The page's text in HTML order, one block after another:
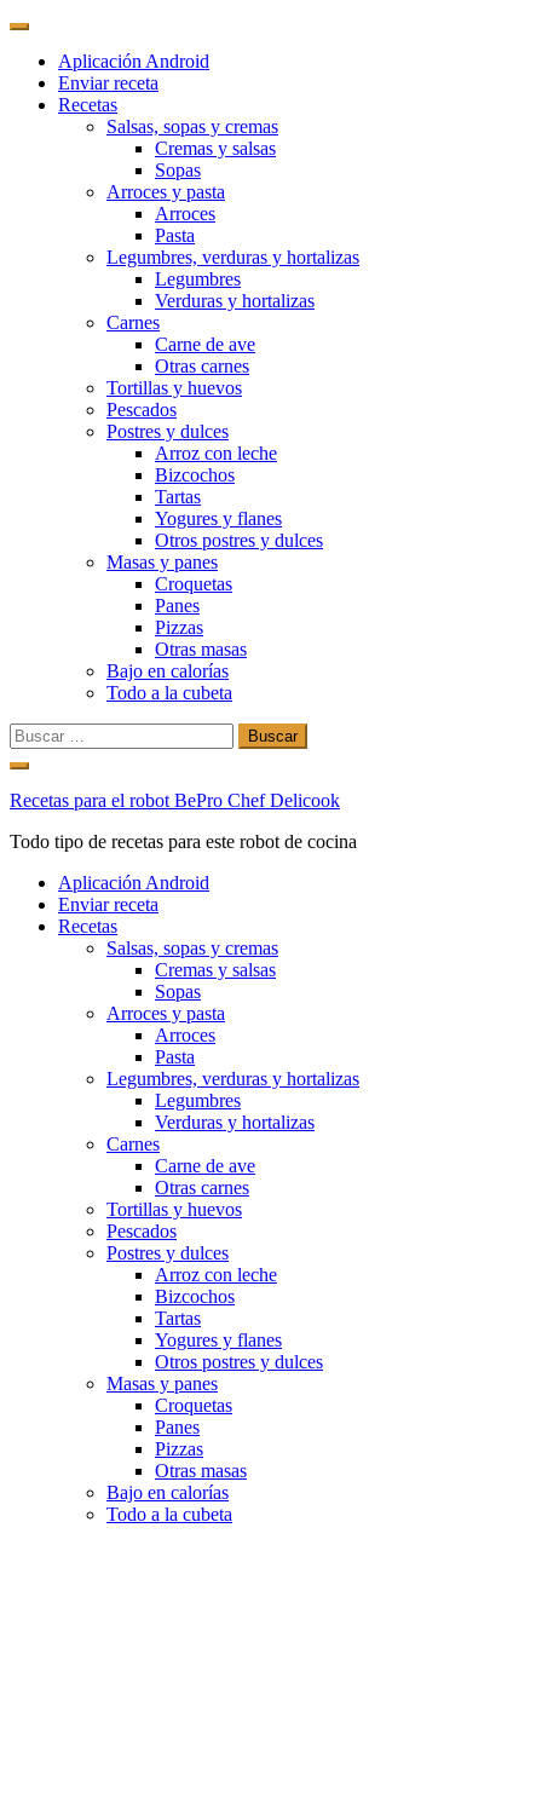
Aplicación Android
Enviar receta
Recetas
Salsas, sopas y cremas
Cremas y salsas
Sopas
Arroces y pasta
Arroces
Pasta
Legumbres, verduras y hortalizas
Legumbres
Verduras y hortalizas
Carnes
Carne de ave
Otras carnes
Tortillas y huevos
Pescados
Postres y dulces
Arroz con leche
Bizcochos
Tartas
Yogures y flanes
Otros postres y dulces
Masas y panes
Croquetas
Panes
Pizzas
Otras masas
Bajo en calorías
Todo a la cubeta
Buscar:
Ir
contenido
Recetas para el robot BePro Chef Delicook
Todo tipo de recetas para este robot de cocina
Aplicación Android
Enviar receta
Recetas
Salsas, sopas y cremas
Cremas y salsas
Sopas
Arroces y pasta
Arroces
Pasta
Legumbres, verduras y hortalizas
Legumbres
Verduras y hortalizas
Carnes
Carne de ave
Otras carnes
Tortillas y huevos
Pescados
Postres y dulces
Arroz con leche
Bizcochos
Tartas
Yogures y flanes
Otros postres y dulces
Masas y panes
Croquetas
Panes
Pizzas
Otras masas
Bajo en calorías
Todo a la cubeta